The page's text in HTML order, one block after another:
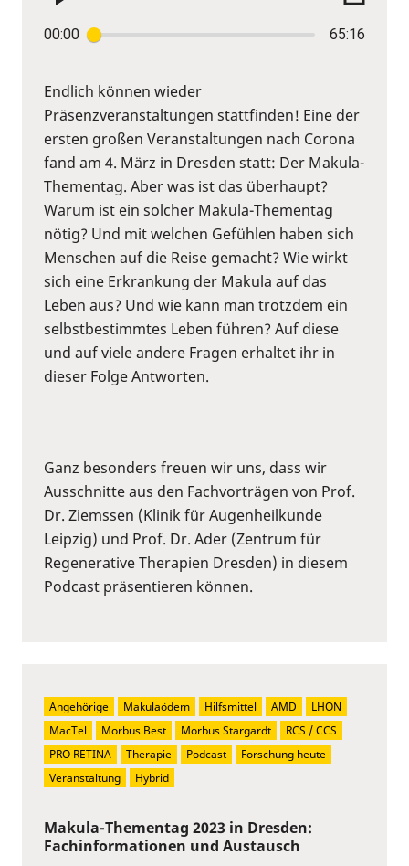
00:00 65:16
Endlich können wieder
Präsenzveranstaltungen stattfinden! Eine der
ersten großen Veranstaltungen nach Corona
fand am 4. März in Dresden statt: Der Makula-
Thementag. Aber was ist das überhaupt?
Warum ist ein solcher Makula-Thementag
nötig? Und mit welchen Gefühlen haben sich
Menschen auf die Reise gemacht? Wie wirkt
sich eine Erkrankung der Makula auf das
Leben aus? Und wie kann man trotzdem ein
selbstbestimmtes Leben führen? Auf diese
und auf viele andere Fragen erhaltet ihr in
dieser Folge Antworten.
Ganz besonders freuen wir uns, dass wir
Ausschnitte aus den Fachvorträgen von Prof.
Dr. Ziemssen (Klinik für Augenheilkunde
Leipzig) und Prof. Dr. Ader (Zentrum für
Regenerative Therapien Dresden) in diesem
Podcast präsentieren können.
Makula-Thementag 2023 in Dresden:
Fachinformationen und Austausch
Angehörige Makulaödem Hilfsmittel AMD
LHON
MacTel
Morbus Best Morbus Stargardt
RCS / CCS
PRO RETINA
Therapie Podcast
Forschung heute
Veranstaltung
Hybrid